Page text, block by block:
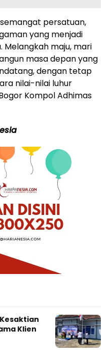
persatuan,
yang menjadi
Melangkah maju, mari
masa depan yang
dengan tetap
nilai-nilai luhur
Kompol Adhimas
Klien